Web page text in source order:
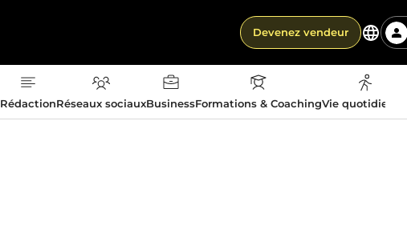
Devenez vendeur
RédactionRéseaux sociauxBusinessFormations & CoachingVie